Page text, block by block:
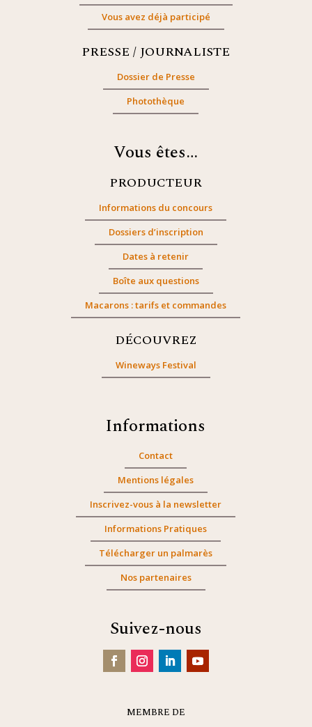
Vous avez déjà participé
PRESSE / JOURNALISTE
Dossier de Presse
Photothèque
Vous êtes…
PRODUCTEUR
Informations du concours
Dossiers d’inscription
Dates à retenir
Boîte aux questions
Macarons : tarifs et commandes
DÉCOUVREZ
Wineways Festival
Informations
Contact
Mentions légales
Inscrivez-vous à la newsletter
Informations Pratiques
Télécharger un palmarès
Nos partenaires
Suivez-nous
MEMBRE DE